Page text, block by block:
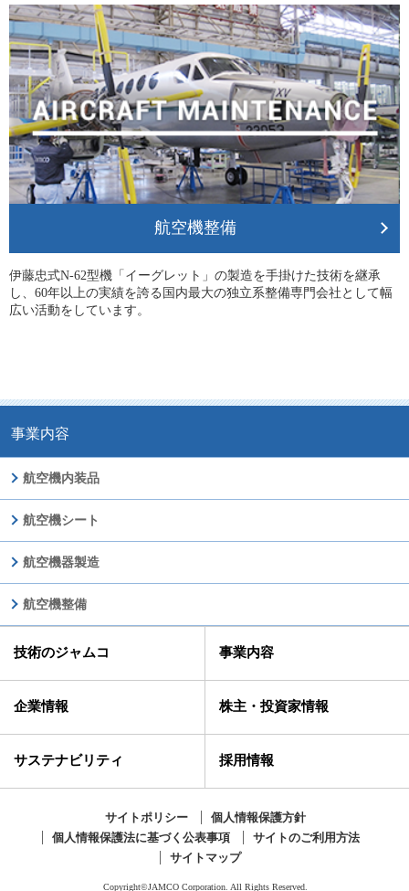
事業内容
航空機内装品
航空機シート
航空機器製造
航空機整備
航空機整備
伊藤忠式N-62型機「イーグレット」の製造を手掛けた技術を継承
し、60年以上の実績を誇る国内最大の独立系整備専門会社として幅
広い活動をしています。
技術のジャムコ 事業内容
企業情報 株主・投資家情報
サステナビリティ 採用情報
サイトポリシー
個人情報保護方針
個人情報保護法に基づく公表事項
サイトのご利用方法
サイトマップ
Copyright©JAMCO Corporation. All Rights Reserved.